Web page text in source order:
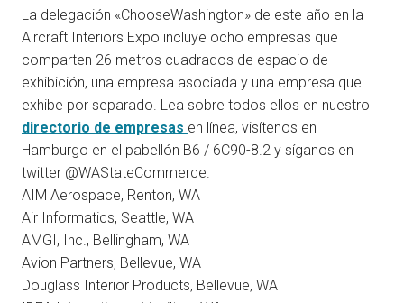
La delegación «ChooseWashington» de este año en la
Aircraft Interiors Expo incluye ocho empresas que
comparten 26 metros cuadrados de espacio de
exhibición, una empresa asociada y una empresa que
exhibe por separado. Lea sobre todos ellos en nuestro
directorio de empresas en línea, visítenos en
Hamburgo en el pabellón B6 / 6C90-8.2 y síganos en
twitter @WAStateCommerce.
AIM Aerospace, Renton, WA
Air Informatics, Seattle, WA
AMGI, Inc., Bellingham, WA
Avion Partners, Bellevue, WA
Douglass Interior Products, Bellevue, WA